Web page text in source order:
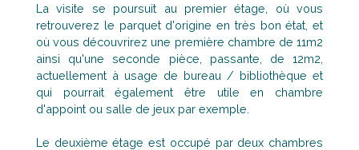
La visite se poursuit au premier étage, où vous
retrouverez le parquet d'origine en très bon état, et
où vous découvrirez une première chambre de 11m2
ainsi qu'une seconde pièce, passante, de 12m2,
actuellement à usage de bureau / bibliothèque et
qui pourrait également être utile en chambre
d'appoint ou salle de jeux par exemple.
Le deuxième étage est occupé par deux chambres